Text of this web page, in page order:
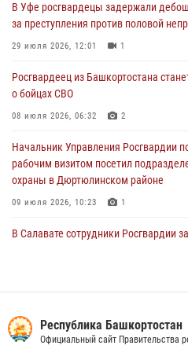
Начальник отделения учёта и
Башкортостана ответил на вопросы
30 июля 2026, 12:54
В Уфе росгвардецы задержали
за преступления против половой
29 июля 2026, 12:01 1
В Уфе росгвардецы задержали
за преступления против половой
29 июля 2026, 12:01 1
Росгвардеец из Башкортостана
о бойцах СВО
08 июля 2026, 06:32 2
Начальник Управления Росгвардии
рабочим визитом посетил
охраны в Дюртюлинском районе
09 июля 2026, 10:23 1
В Салавате сотрудники Росгвардии
Росгвардии и фондом «Защитники
16 июля 2026, 07:20 5
Республика Башкортостан
Официальный сайт Правительства